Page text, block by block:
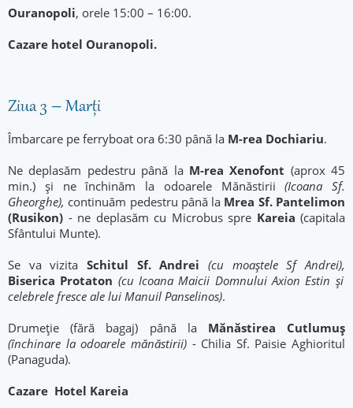
Ouranopoli, orele 15:00 – 16:00.
Cazare hotel Ouranopoli.
Ziua 3 – Marți
Îmbarcare pe ferryboat ora 6:30 până la M-rea Dochiariu.
Ne deplasăm pedestru până la M-rea Xenofont (aprox 45
min.) și ne închinăm la odoarele Mănăstirii(Icoana Sf.
Gheorghe), continuăm pedestru până la Mrea Sf. Pantelimon
(Rusikon) - ne deplasăm cu Microbus spre Kareia (capitala
Sfântului Munte).
Se va vizita Schitul Sf. Andrei (cu moaștele Sf Andrei),
Biserica Protaton (cu Icoana Maicii Domnului Axion Estin și
celebrele fresce ale lui Manuil Panselinos).
Drumeție (fără bagaj) până la Mănăstirea Cutlumuș
(închinare la odoarele mănăstirii) - Chilia Sf. Paisie Aghioritul
(Panaguda).
Cazare Hotel Kareia